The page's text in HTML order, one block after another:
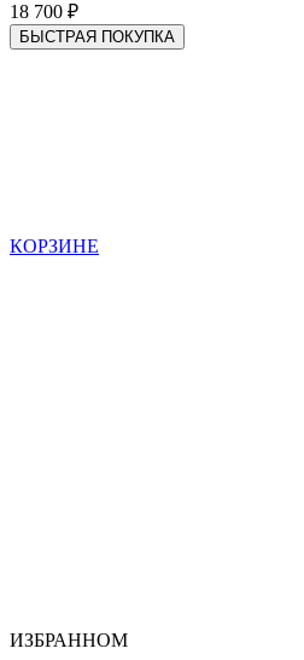
18 700 ₽
БЫСТРАЯ ПОКУПКА
КОРЗИНЕ
ИЗБРАННОМ